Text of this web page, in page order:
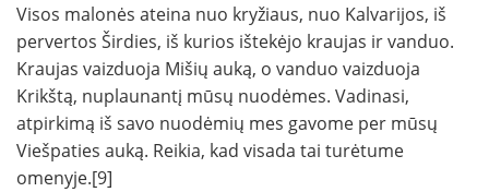
Visos malonės ateina nuo kryžiaus, nuo Kalvarijos, iš
pervertos Širdies, iš kurios ištekėjo kraujas ir vanduo.
Kraujas vaizduoja Mišių auką, o vanduo vaizduoja
Krikštą, nuplaunantį mūsų nuodėmes. Vadinasi,
atpirkimą iš savo nuodėmių mes gavome per mūsų
Viešpaties auką. Reikia, kad visada tai turėtume
omenyje.[9]